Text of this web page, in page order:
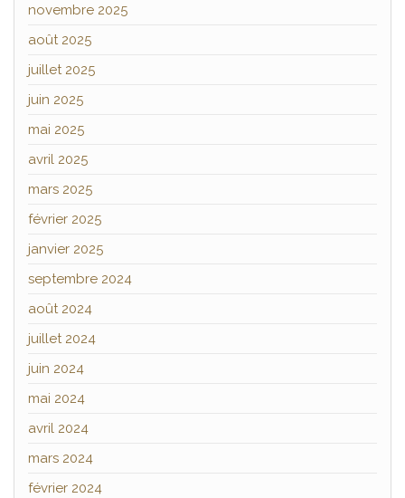
novembre 2025
août 2025
juillet 2025
juin 2025
mai 2025
avril 2025
mars 2025
février 2025
janvier 2025
septembre 2024
août 2024
juillet 2024
juin 2024
mai 2024
avril 2024
mars 2024
février 2024